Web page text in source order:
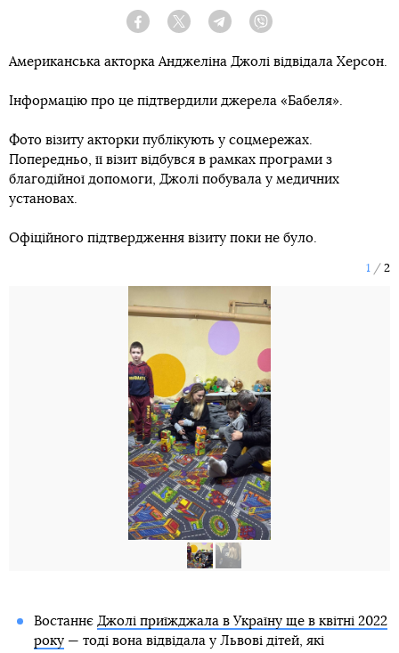
Facebook Twitter Telegram
Американська акторка Анджеліна Джолі відвідала Херсон.
Інформацію про це підтвердили джерела «Бабеля».
Фото візиту акторки публікують у соцмережах.
Попередньо, її візит відбувся в рамках програми з
благодійної допомоги, Джолі побувала у медичних
установах.
Офіційного підтвердження візиту поки не було.
1 2
Востаннє Джолі приїжджала в Україну ще в квітні 2022
року— тоді вона відвідала у Львові дітей, які